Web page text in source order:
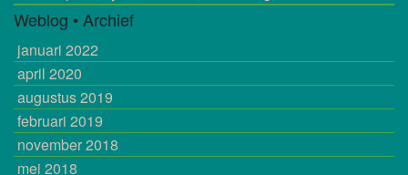
Weblog • Archief
januari 2022
april 2020
augustus 2019
februari 2019
november 2018
mei 2018